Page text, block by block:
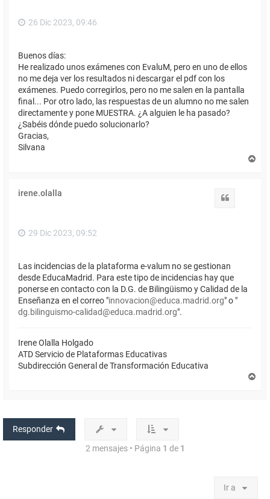
26 Dic 2023, 09:46
Buenos días:
He realizado unos exámenes con EvaluM, pero en uno de ellos
no me deja ver los resultados ni descargar el pdf con los
exámenes. Puedo corregirlos, pero no me salen en la pantalla
final... Por otro lado, las respuestas de un alumno no me salen
directamente y pone MUESTRA. ¿A alguien le ha pasado?
¿Sabéis dónde puedo solucionarlo?
Gracias,
Silvana
irene.olalla
29 Dic 2023, 09:52
Las incidencias de la plataforma e-valum no se gestionan
desde EducaMadrid. Para este tipo de incidencias hay que
ponerse en contacto con la D.G. de Bilingüismo y Calidad de la
Enseñanza en el correo "innovacion@educa.madrid.org" o "
dg.bilinguismo-calidad@educa.madrid.org".
Irene Olalla Holgado
ATD Servicio de Plataformas Educativas
Subdirección General de Transformación Educativa
Responder
2 mensajes • Página 1 de 1
Ir a